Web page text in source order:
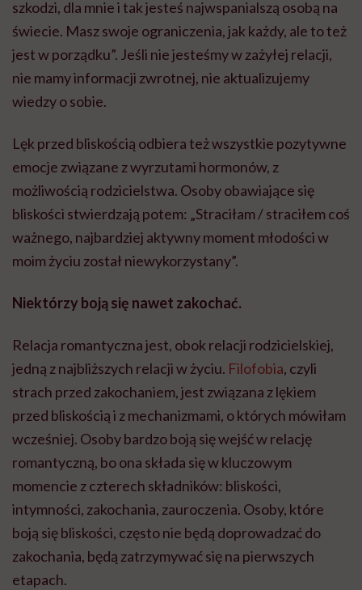
szkodzi, dla mnie i tak jesteś najwspanialszą osobą na
świecie. Masz swoje ograniczenia, jak każdy, ale to też
jest w porządku”. Jeśli nie jesteśmy w zażyłej relacji,
nie mamy informacji zwrotnej, nie aktualizujemy
wiedzy o sobie.
Lęk przed bliskością odbiera też wszystkie pozytywne
emocje związane z wyrzutami hormonów, z
możliwością rodzicielstwa. Osoby obawiające się
bliskości stwierdzają potem: „Straciłam / straciłem coś
ważnego, najbardziej aktywny moment młodości w
moim życiu został niewykorzystany”.
Niektórzy boją się nawet zakochać.
Relacja romantyczna jest, obok relacji rodzicielskiej,
jedną z najbliższych relacji w życiu. Filofobia, czyli
strach przed zakochaniem, jest związana z lękiem
przed bliskością i z mechanizmami, o których mówiłam
wcześniej. Osoby bardzo boją się wejść w relację
romantyczną, bo ona składa się w kluczowym
momencie z czterech składników: bliskości,
intymności, zakochania, zauroczenia. Osoby, które
boją się bliskości, często nie będą doprowadzać do
zakochania, będą zatrzymywać się na pierwszych
etapach.